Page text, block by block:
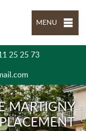
MENU
25 25 73
MARTIGNY